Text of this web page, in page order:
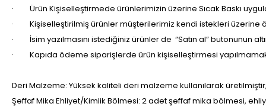
· Ürün Kişiselleştirmede ürünlerimizin üzerine Sıcak Baskı
· Kişiselleştirilmiş ürünler müşterilerimiz kendi istekleri üzerine
· İsim yazılmasını istediğiniz ürünler de “Satın al” butonunun
· Kapıda ödeme siparişlerde ürün kişiselleştirmesi
Deri Malzeme: Yüksek kaliteli deri malzeme kullanılarak
Şeffaf Mika Ehliyet/Kimlik Bölmesi: 2 adet şeffaf mika bölmesi,